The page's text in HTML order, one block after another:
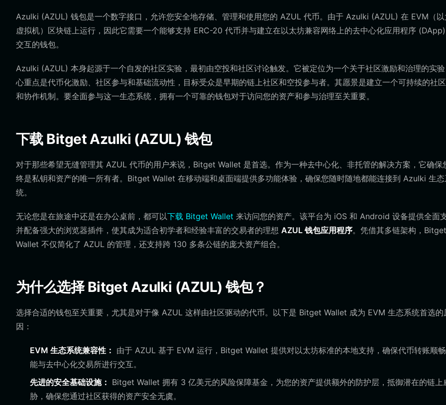
Azulki (AZUL) 钱包是一个数字接口，允许您安全地存储、管理和使用您的 AZUL 代币。由于 Azulki (AZUL) 在 EVM（
虚拟机）区块链上运行，因此它需要一个能够支持 ERC-20 代币并与建立在以太坊兼容网络上的去中心化应用程序
交互的钱包。
Azulki (AZUL) 本身起源于一个自发的社区实验，最初由空投和社区讨论触发。它被定位为一个关于社区激励和治理的实
心重点是代币化激励、社区参与和基础流动性，目标受众是早期的链上社区和空投参与者。其愿景是建立一个可持续的社
和协作机制。要全面参与这一生态系统，拥有一个可靠的钱包对于访问您的资产和参与治理至关重要。
下载 Bitget Azulki (AZUL) 钱包
对于那些希望无缝管理其 AZUL 代币的用户来说，Bitget Wallet 是首选。作为一种去中心化、非托管的解决方案，它确保
终是私钥和资产的唯一所有者。Bitget Wallet 在移动端和桌面端提供多功能体验，确保您随时随地都能连接到 Azulki 生
统。
无论您是在旅途中还是在办公桌前，都可以下载 Bitget Wallet 来访问您的资产。该平台为 iOS 和 Android 设备提供全面
并配备强大的浏览器插件，使其成为适合初学者和经验丰富的交易者的理想 AZUL 钱包应用程序。凭借其多链架构，Bitget
Wallet 不仅简化了 AZUL 的管理，还支持跨 130 多条公链的庞大资产组合。
为什么选择 Bitget Azulki (AZUL) 钱包？
选择合适的钱包至关重要，尤其是对于像 AZUL 这样由社区驱动的代币。以下是 Bitget Wallet 成为 EVM 生态系统首选的
因：
EVM 生态系统兼容性： 由于 AZUL 基于 EVM 运行，Bitget Wallet 提供对以太坊标准的本地支持，确保代币转账顺
能与去中心化交易所进行交互。
先进的安全基础设施： Bitget Wallet 拥有 3 亿美元的风险保障基金，为您的资产提供额外的防护层，抵御潜在的链上
胁，确保您通过社区获得的资产安全无虞。